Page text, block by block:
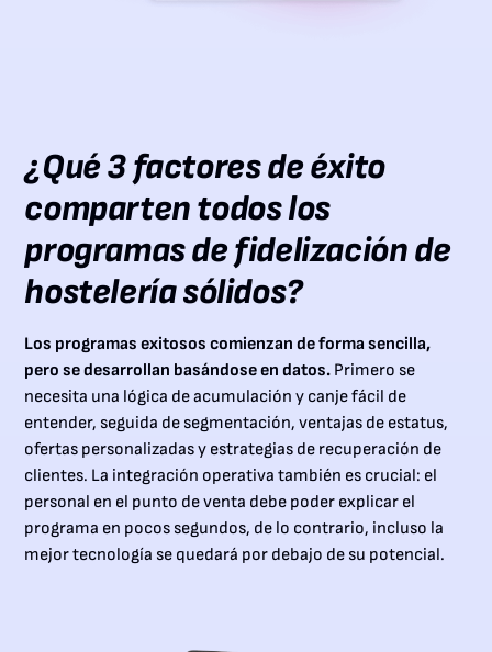
¿Qué 3 factores de éxito
comparten todos los
programas de fidelización de
hostelería sólidos?
Los programas exitosos comienzan de forma sencilla,
pero se desarrollan basándose en datos. Primero se
necesita una lógica de acumulación y canje fácil de
entender, seguida de segmentación, ventajas de estatus,
ofertas personalizadas y estrategias de recuperación de
clientes. La integración operativa también es crucial: el
personal en el punto de venta debe poder explicar el
programa en pocos segundos, de lo contrario, incluso la
mejor tecnología se quedará por debajo de su potencial.